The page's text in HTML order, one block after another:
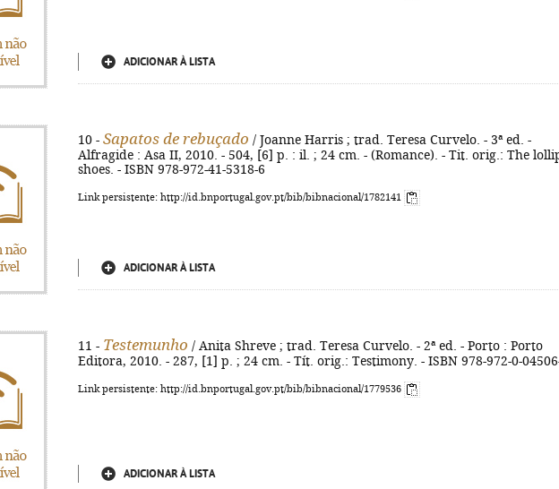
ADICIONAR À LISTA
10 - Sapatos de rebuçado / Joanne Harris ; trad. Teresa Curvelo. - 3ª ed. -
Alfragide : Asa II, 2010. - 504, [6] p. : il. ; 24 cm. - (Romance). - Tit. orig.: The
shoes. - ISBN 978-972-41-5318-6
Link persistente: http://id.bnportugal.gov.pt/bib/bibnacional/1782141
ADICIONAR À LISTA
11 - Testemunho / Anita Shreve ; trad. Teresa Curvelo. - 2ª ed. - Porto : Porto
Editora, 2010. - 287, [1] p. ; 24 cm. - Tít. orig.: Testimony. - ISBN 978-972-0-
Link persistente: http://id.bnportugal.gov.pt/bib/bibnacional/1779536
ADICIONAR À LISTA